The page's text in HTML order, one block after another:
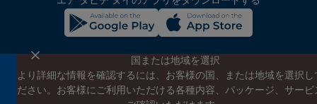
エア タヒチ ヌイのニュースレターに登録する
エア タヒチ ヌイやタヒチの最新情報、スペシャルプロモーショ
国または地域を選択
より詳細な情報を確認するには、お客様の国、または地域を選択し
ださい。お客様にご利用いただける各種内容、パッケージ、サービ